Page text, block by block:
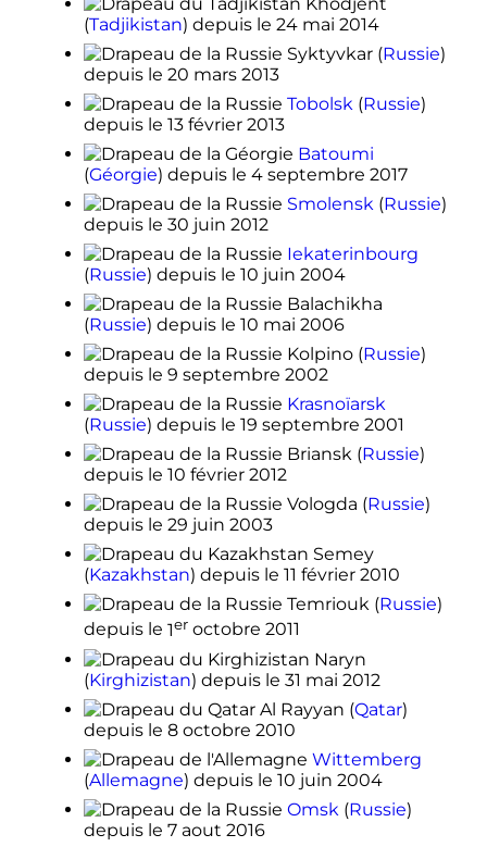
(Tadjikistan) depuis le 24 mai 2014
Syktyvkar (Russie)
depuis le 20 mars 2013
Tobolsk (Russie)
depuis le 13 février 2013
Batoumi
(Géorgie) depuis le 4 septembre 2017
Smolensk (Russie)
depuis le 30 juin 2012
Iekaterinbourg
(Russie) depuis le 10 juin 2004
Balachikha
(Russie) depuis le 10 mai 2006
Kolpino (Russie)
depuis le 9 septembre 2002
Krasnoïarsk
(Russie) depuis le 19 septembre 2001
Briansk (Russie)
depuis le 10 février 2012
Vologda (Russie)
depuis le 29 juin 2003
Semey
(Kazakhstan) depuis le 11 février 2010
Temriouk (Russie)
depuis le 1eroctobre 2011
Naryn
(Kirghizistan) depuis le 31 mai 2012
Al Rayyan (Qatar)
depuis le 8 octobre 2010
Wittemberg
(Allemagne) depuis le 10 juin 2004
Omsk (Russie)
depuis le 7 aout 2016